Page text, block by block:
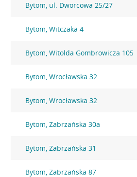
Bytom, ul. Dworcowa 25/27
Bytom, Witczaka 4
Bytom, Witolda Gombrowicza 105
Bytom, Wrocławska 32
Bytom, Wrocławska 32
Bytom, Zabrzańska 30a
Bytom, Zabrzańska 31
Bytom, Zabrzańska 87